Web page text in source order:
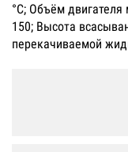
°C; Объём
150; Высота
перекачиваемой